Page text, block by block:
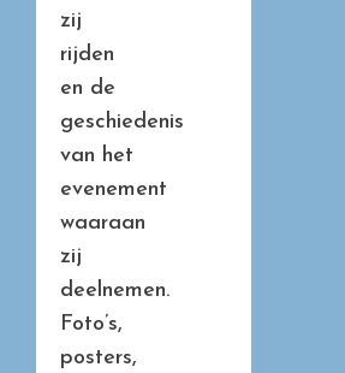
zij
rijden
en de
geschiedenis
van het
evenement
waaraan
zij
deelnemen.
Foto’s,
posters,